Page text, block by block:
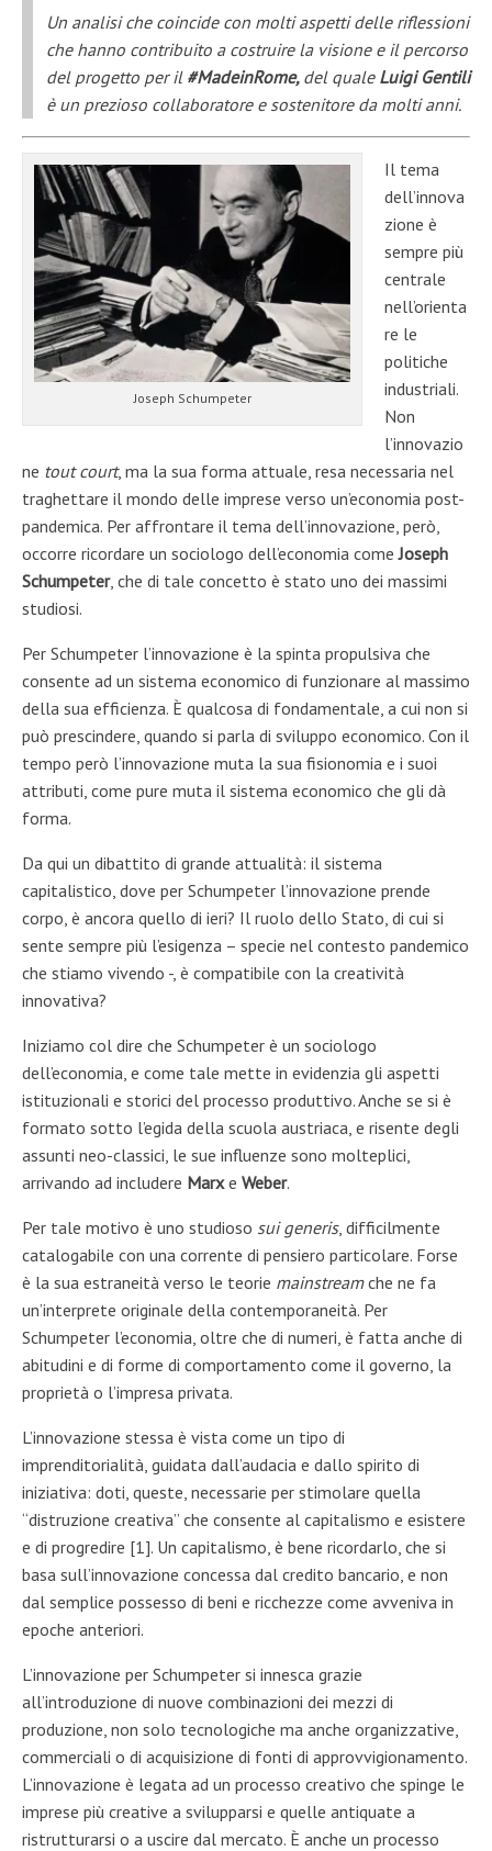
Un analisi che coincide con molti aspetti delle riflessioni
che hanno contribuito a costruire la visione e il percorso
del progetto per il #MadeinRome, del quale Luigi Gentili
è un prezioso collaboratore e sostenitore da molti anni.
Joseph Schumpeter
Il tema
dell’innova
zione è
sempre più
centrale
nell’orienta
re le
politiche
industriali.
Non
l’innovazio
ne tout court, ma la sua forma attuale, resa necessaria nel
traghettare il mondo delle imprese verso un’economia post-
pandemica. Per affrontare il tema dell’innovazione, però,
occorre ricordare un sociologo dell’economia comeJoseph
Schumpeter, che di tale concetto è stato uno dei massimi
studiosi.
Per Schumpeter l’innovazione è la spinta propulsiva che
consente ad un sistema economico di funzionare al massimo
della sua efficienza. È qualcosa di fondamentale, a cui non si
può prescindere, quando si parla di sviluppo economico. Con il
tempo però l’innovazione muta la sua fisionomia e i suoi
attributi, come pure muta il sistema economico che gli dà
forma.
Da qui un dibattito di grande attualità: il sistema
capitalistico, dove per Schumpeter l’innovazione prende
corpo, è ancora quello di ieri? Il ruolo dello Stato, di cui si
sente sempre più l’esigenza – specie nel contesto pandemico
che stiamo vivendo -, è compatibile con la creatività
innovativa?
Iniziamo col dire che Schumpeter è un sociologo
dell’economia, e come tale mette in evidenzia gli aspetti
istituzionali e storici del processo produttivo. Anche se si è
formato sotto l’egida della scuola austriaca, e risente degli
assunti neo-classici, le sue influenze sono molteplici,
arrivando ad includere Marxe Weber.
Per tale motivo è uno studioso sui generis, difficilmente
catalogabile con una corrente di pensiero particolare. Forse
è la sua estraneità verso le teorie mainstreamche ne fa
un’interprete originale della contemporaneità. Per
Schumpeter l’economia, oltre che di numeri, è fatta anche di
abitudini e di forme di comportamento come il governo, la
proprietà o l’impresa privata.
L’innovazione stessa è vista come un tipo di
imprenditorialità, guidata dall’audacia e dallo spirito di
iniziativa: doti, queste, necessarie per stimolare quella
“distruzione creativa” che consente al capitalismo e esistere
e di progredire [1]. Un capitalismo, è bene ricordarlo, che si
basa sull’innovazione concessa dal credito bancario, e non
dal semplice possesso di beni e ricchezze come avveniva in
epoche anteriori.
L’innovazione per Schumpeter si innesca grazie
all’introduzione di nuove combinazioni dei mezzi di
produzione, non solo tecnologiche ma anche organizzative,
commerciali o di acquisizione di fonti di approvvigionamento.
L’innovazione è legata ad un processo creativo che spinge le
imprese più creative a svilupparsi e quelle antiquate a
ristrutturarsi o a uscire dal mercato. È anche un processo